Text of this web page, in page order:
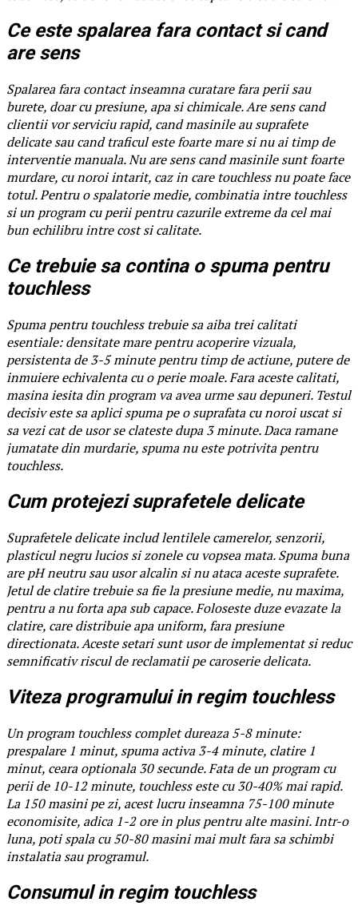
Ce este spalarea fara contact si cand
are sens
Spalarea fara contact inseamna curatare fara perii sau
burete, doar cu presiune, apa si chimicale. Are sens cand
clientii vor serviciu rapid, cand masinile au suprafete
delicate sau cand traficul este foarte mare si nu ai timp de
interventie manuala. Nu are sens cand masinile sunt foarte
murdare, cu noroi intarit, caz in care touchless nu poate face
totul. Pentru o spalatorie medie, combinatia intre touchless
si un program cu perii pentru cazurile extreme da cel mai
bun echilibru intre cost si calitate.
Ce trebuie sa contina o spuma pentru
touchless
Spuma pentru touchless trebuie sa aiba trei calitati
esentiale: densitate mare pentru acoperire vizuala,
persistenta de 3-5 minute pentru timp de actiune, putere de
inmuiere echivalenta cu o perie moale. Fara aceste calitati,
masina iesita din program va avea urme sau depuneri. Testul
decisiv este sa aplici spuma pe o suprafata cu noroi uscat si
sa vezi cat de usor se clateste dupa 3 minute. Daca ramane
jumatate din murdarie, spuma nu este potrivita pentru
touchless.
Cum protejezi suprafetele delicate
Suprafetele delicate includ lentilele camerelor, senzorii,
plasticul negru lucios si zonele cu vopsea mata. Spuma buna
are pH neutru sau usor alcalin si nu ataca aceste suprafete.
Jetul de clatire trebuie sa fie la presiune medie, nu maxima,
pentru a nu forta apa sub capace. Foloseste duze evazate la
clatire, care distribuie apa uniform, fara presiune
directionata. Aceste setari sunt usor de implementat si reduc
semnificativ riscul de reclamatii pe caroserie delicata.
Viteza programului in regim touchless
Un program touchless complet dureaza 5-8 minute:
prespalare 1 minut, spuma activa 3-4 minute, clatire 1
minut, ceara optionala 30 secunde. Fata de un program cu
perii de 10-12 minute, touchless este cu 30-40% mai rapid.
La 150 masini pe zi, acest lucru inseamna 75-100 minute
economisite, adica 1-2 ore in plus pentru alte masini. Intr-o
luna, poti spala cu 50-80 masini mai mult fara sa schimbi
instalatia sau programul.
Consumul in regim touchless